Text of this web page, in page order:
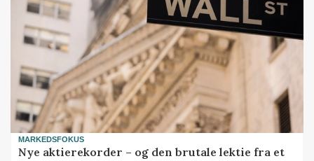
MARKEDSFOKUS
Nye aktierekorder – og den brutale lektie fra et